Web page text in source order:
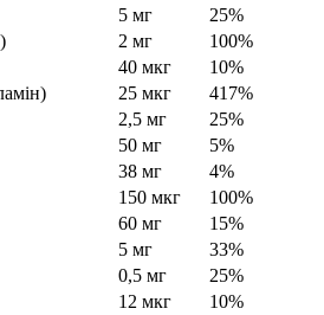
5 мг
25%
2 мг
100%
40 мкг
10%
25 мкг
417%
2,5 мг
25%
50 мг
5%
38 мг
4%
150 мкг
100%
60 мг
15%
5 мг
33%
0,5 мг
25%
12 мкг
10%